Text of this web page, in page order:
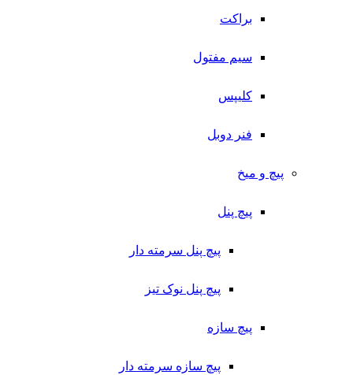
براکت
سیم مفتول
کلیپس
فنر دوبل
پیچ و میخ
پیچ پنل
پیچ پنل سرمته دار
پیچ پنل نوک تیز
پیچ سازه
پیچ سازه سرمته دار